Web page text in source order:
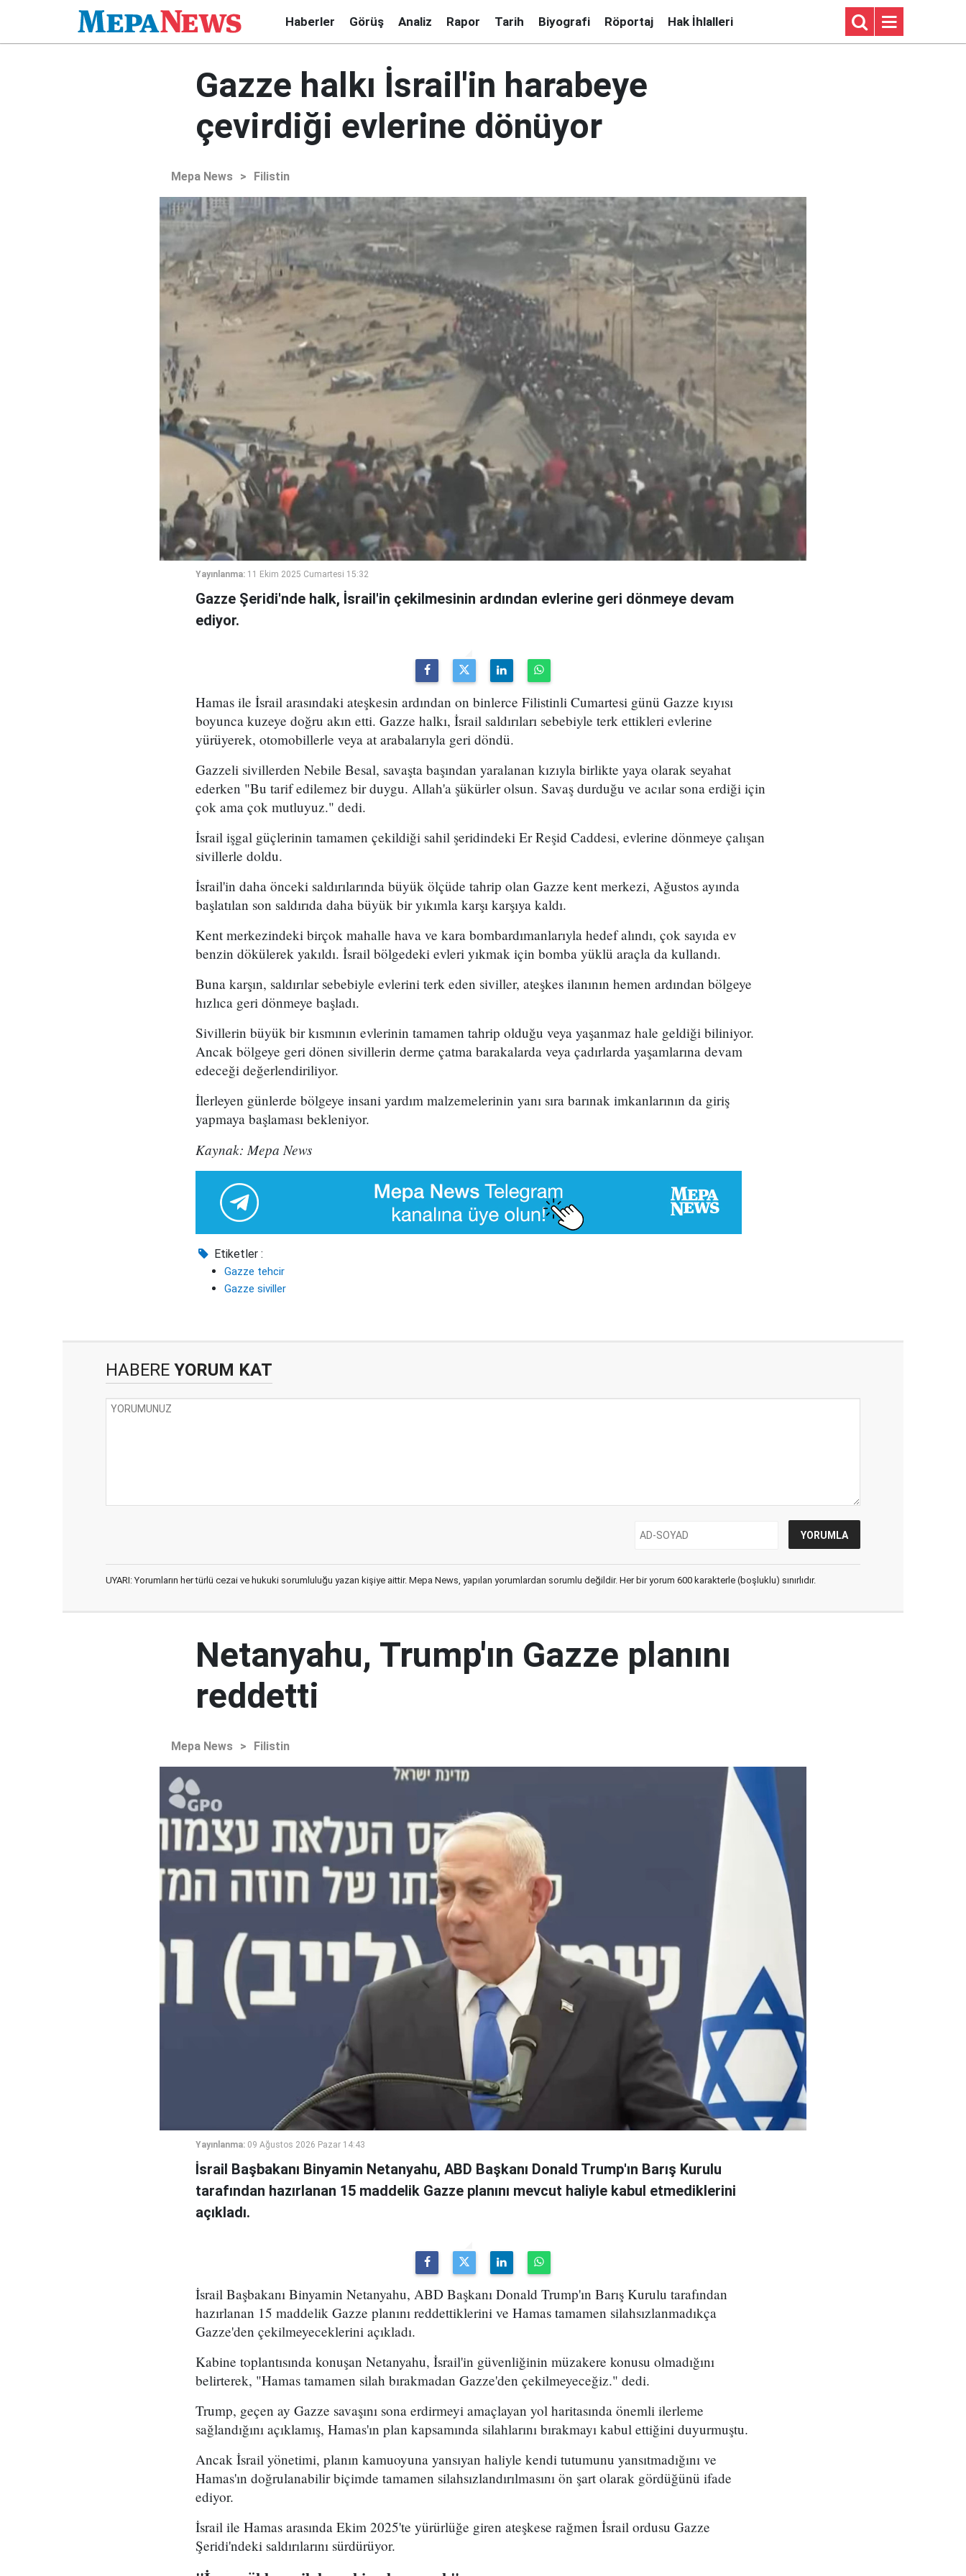
Haberler Görüş Analiz Rapor Tarih Biyografi Röportaj Hak İhlalleri
Gazze halkı İsrail'in harabeye
çevirdiği evlerine dönüyor
Mepa News > Filistin
Yayınlanma: 11 Ekim 2025 Cumartesi 15:32
Gazze Şeridi'nde halk, İsrail'in çekilmesinin ardından evlerine geri dönmeye devam
ediyor.
Hamas ile İsrail arasındaki ateşkesin ardından on binlerce Filistinli Cumartesi günü Gazze kıyısı
boyunca kuzeye doğru akın etti. Gazze halkı, İsrail saldırıları sebebiyle terk ettikleri evlerine
yürüyerek, otomobillerle veya at arabalarıyla geri döndü.
Gazzeli sivillerden Nebile Besal, savaşta başından yaralanan kızıyla birlikte yaya olarak seyahat
ederken "Bu tarif edilemez bir duygu. Allah'a şükürler olsun. Savaş durduğu ve acılar sona erdiği için
çok ama çok mutluyuz." dedi.
İsrail işgal güçlerinin tamamen çekildiği sahil şeridindeki Er Reşid Caddesi, evlerine dönmeye çalışan
sivillerle doldu.
İsrail'in daha önceki saldırılarında büyük ölçüde tahrip olan Gazze kent merkezi, Ağustos ayında
başlatılan son saldırıda daha büyük bir yıkımla karşı karşıya kaldı.
Kent merkezindeki birçok mahalle hava ve kara bombardımanlarıyla hedef alındı, çok sayıda ev
benzin dökülerek yakıldı. İsrail bölgedeki evleri yıkmak için bomba yüklü araçla da kullandı.
Buna karşın, saldırılar sebebiyle evlerini terk eden siviller, ateşkes ilanının hemen ardından bölgeye
hızlıca geri dönmeye başladı.
Sivillerin büyük bir kısmının evlerinin tamamen tahrip olduğu veya yaşanmaz hale geldiği biliniyor.
Ancak bölgeye geri dönen sivillerin derme çatma barakalarda veya çadırlarda yaşamlarına devam
edeceği değerlendiriliyor.
İlerleyen günlerde bölgeye insani yardım malzemelerinin yanı sıra barınak imkanlarının da giriş
yapmaya başlaması bekleniyor.
Kaynak: Mepa News
Etiketler :
Gazze tehcir
Gazze siviller
HABERE YORUM KAT
UYARI: Yorumların her türlü cezai ve hukuki sorumluluğu yazan kişiye aittir. Mepa News, yapılan yorumlardan sorumlu değildir. Her bir yorum 600 karakterle (boşluklu) sınırlıdır.
Netanyahu, Trump'ın Gazze planını
reddetti
Mepa News > Filistin
Yayınlanma: 09 Ağustos 2026 Pazar 14:43
İsrail Başbakanı Binyamin Netanyahu, ABD Başkanı Donald Trump'ın Barış Kurulu
tarafından hazırlanan 15 maddelik Gazze planını mevcut haliyle kabul etmediklerini
açıkladı.
İsrail Başbakanı Binyamin Netanyahu, ABD Başkanı Donald Trump'ın Barış Kurulu tarafından
hazırlanan 15 maddelik Gazze planını reddettiklerini ve Hamas tamamen silahsızlanmadıkça
Gazze'den çekilmeyeceklerini açıkladı.
Kabine toplantısında konuşan Netanyahu, İsrail'in güvenliğinin müzakere konusu olmadığını
belirterek, "Hamas tamamen silah bırakmadan Gazze'den çekilmeyeceğiz." dedi.
Trump, geçen ay Gazze savaşını sona erdirmeyi amaçlayan yol haritasında önemli ilerleme
sağlandığını açıklamış, Hamas'ın plan kapsamında silahlarını bırakmayı kabul ettiğini duyurmuştu.
Ancak İsrail yönetimi, planın kamuoyuna yansıyan haliyle kendi tutumunu yansıtmadığını ve
Hamas'ın doğrulanabilir biçimde tamamen silahsızlandırılmasını ön şart olarak gördüğünü ifade
ediyor.
İsrail ile Hamas arasında Ekim 2025'te yürürlüğe giren ateşkese rağmen İsrail ordusu Gazze
Şeridi'ndeki saldırılarını sürdürüyor.